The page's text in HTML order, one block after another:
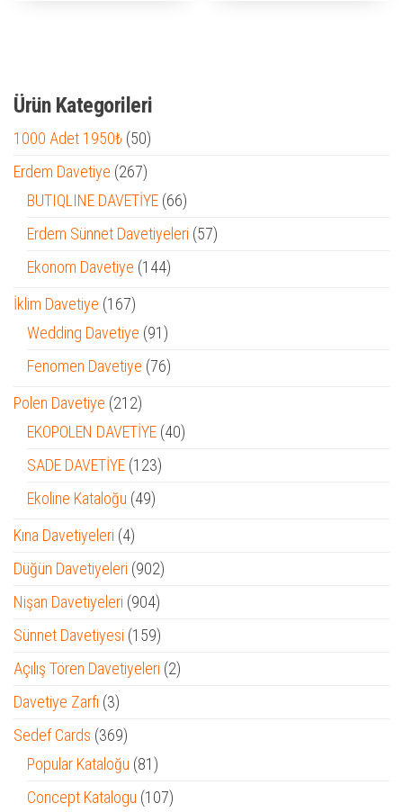
Ürün Kategorileri
1000 Adet 1950₺ 5050
ürün
Erdem Davetiye 267267
ürün
BUTIQLINE DAVETİYE 6666
ürün
Erdem Sünnet Davetiyeleri 5757
Ekonom Davetiye 144144
İklim Davetiye 167167
ürün
Wedding Davetiye 9191
ürün
Fenomen Davetiye 7676
Polen Davetiye 212212
ürün
EKOPOLEN DAVETİYE 4040
SADE DAVETİYE 123123
Ekoline Kataloğu 4949
Kına Davetiyeleri 44
ürün
Düğün Davetiyeleri 902902
Nişan Davetiyeleri 904904
ürün
Sünnet Davetiyesi 159159
ürün
Açılış Tören Davetiyeleri 22
Davetiye Zarfı 33
ürün
Sedef Cards 369369
ürün
Popular Kataloğu 8181
ürün
Concept Katalogu 107107